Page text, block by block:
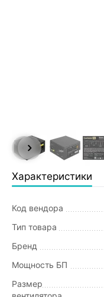
Характеристики
Код вендора
Тип товара
Бренд
Мощность БП
Размер